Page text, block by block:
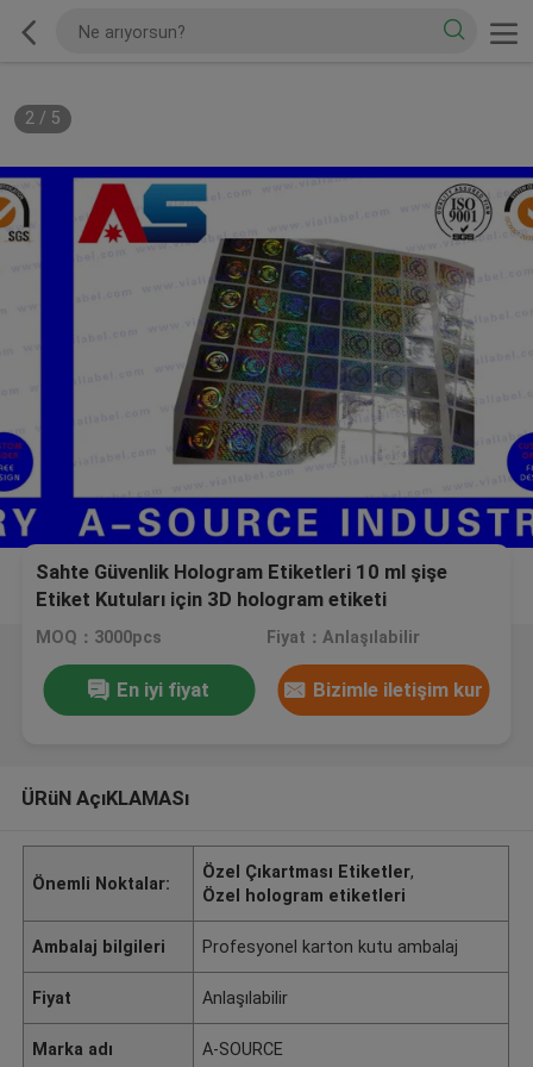
2/ 5
Sahte Güvenlik Hologram Etiketleri 10 ml şişe
Etiket Kutuları için 3D hologram etiketi
MOQ：3000pcs Fiyat：Anlaşılabilir
En iyi fiyat Bizimle iletişim kur
ÜRüN AçıKLAMASı
Önemli Noktalar:
Özel Çıkartması Etiketler,
Özel hologram etiketleri
Ambalaj bilgileri Profesyonel karton kutu ambalaj
Fiyat Anlaşılabilir
Marka adı A-SOURCE